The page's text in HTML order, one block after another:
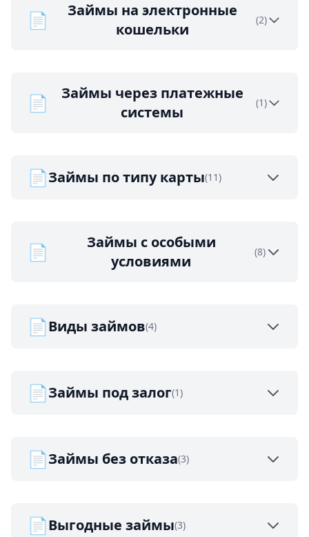
📄
Займы на электронные
кошельки
(2)
📄
Займы через платежные
системы
(1)
📄Займы по типу карты(11)
📄
Займы с особыми
условиями
(8)
📄Виды займов(4)
📄Займы под залог(1)
📄Займы без отказа(3)
📄Выгодные займы(3)